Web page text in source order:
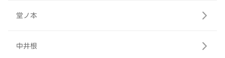
堂ノ本
中井根